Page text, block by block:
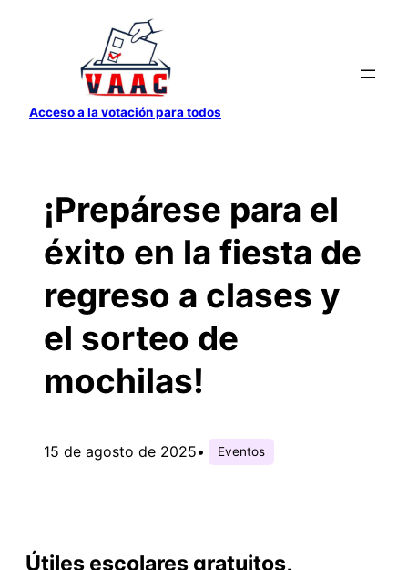
contenido
Acceso a la votación para todos
¡Prepárese para el
éxito en la fiesta de
regreso a clases y
el sorteo de
mochilas!
15 de agosto de 2025• Eventos
Útiles escolares gratuitos,